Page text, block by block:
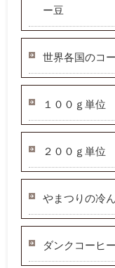
ー豆
世界各国のコ
１００ｇ単位
２００ｇ単位
やまつりの冷
ダンクコーヒ